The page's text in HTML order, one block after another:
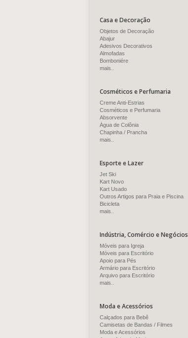
Casa e Decoração
Objetos de Decoração
Abajur
Adesivos Decorativos
Almofadas
Bomboniére
mais..
Cosméticos e Perfumaria
Creme Anti-Estrias
Cosméticos e Perfumaria
Absorvente
Água de Colônia
Chapinha / Prancha
mais..
Esporte e Lazer
Jet Ski
Kart Novo
Kart Usado
Outros Artigos para Praia e Piscina
Bicicleta
mais..
Indústria, Comércio e Negócios
Móveis para Igreja
Móveis para Escritório
Apoio para Pés
Armário para Escritório
Arquivo para Escritório
mais..
Moda e Acessórios
Calçados para Bebê
Camisetas de Bandas / Filmes
Moda e Acessórios